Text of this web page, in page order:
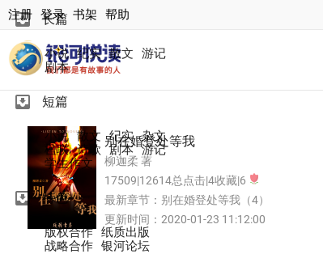
注册 登录 书架 帮助
别在婚登处等我
柳迦柔 著
17509|12614总点击|4收藏|6
最新章节： 别在婚登处等我（4）
更新时间：2020-01-23 11:12:00
move_to_inbox 长篇
小说 纪实 散文
游记
剧本
move_to_inbox 短篇
小说 散文 纪实 杂文
楹联 诗歌 剧本 游记
学生作文
move_to_inbox 特色
版权合作 纸质出版
战略合作 银河论坛